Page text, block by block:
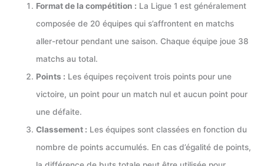
Format de la compétition : La Ligue 1 est généralement
composée de 20 équipes qui s’affrontent en matchs
aller-retour pendant une saison. Chaque équipe joue 38
matchs au total.
Points : Les équipes reçoivent trois points pour une
victoire, un point pour un match nul et aucun point pour
une défaite.
Classement : Les équipes sont classées en fonction du
nombre de points accumulés. En cas d’égalité de points,